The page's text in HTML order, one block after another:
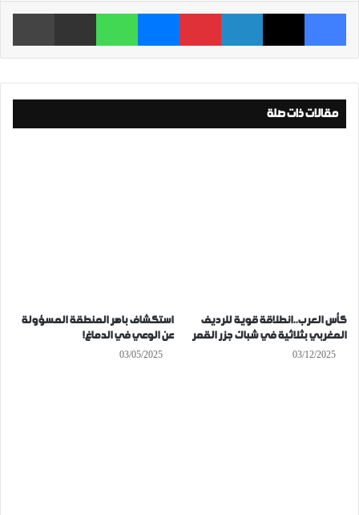
فيسبوك ‫X لينكدإن بينتيريست ماسنجر واتساب مشاركة عبر البريد
مقالات ذات صلة
كأس العرب..انطلاقة قوية للرديف
المغربي بثلاثية في شباك جزر القمر
03/12/2025
استكشاف باهر المنطقة المسؤولة
عن الوعي في الدماغ!
03/05/2025